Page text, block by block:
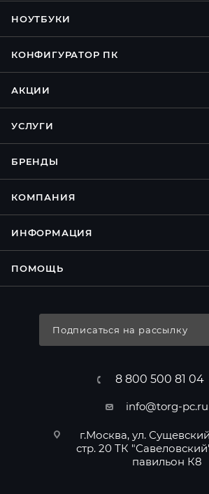
НОУТБУКИ
КОНФИГУРАТОР ПК
АКЦИИ
УСЛУГИ
БРЕНДЫ
КОМПАНИЯ
ИНФОРМАЦИЯ
ПОМОЩЬ
Подписаться на рассылку
8 800 500 81 04
info@torg-pc.ru
г.Москва, ул.
стр. 20 ТК
павильон К8